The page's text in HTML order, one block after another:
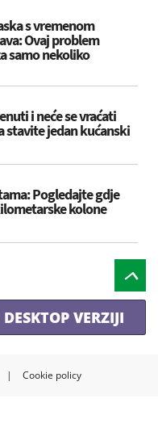
s vremenom
Ovaj problem
samo nekoliko
i neće se vraćati
stavite jedan kućanski
Pogledajte gdje
kolone
VERZIJI
| Cookie policy